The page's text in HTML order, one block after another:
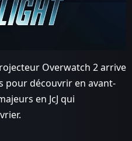
Overwatch 2 arrive
pour découvrir en avant-
en JcJ qui